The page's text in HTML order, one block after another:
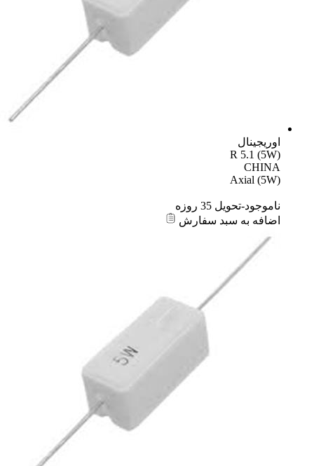
اوریجینال
R 5.1 (5W)
CHINA
Axial (5W)
ناموجود-تحویل 35 روزه
اضافه به سبد سفارش